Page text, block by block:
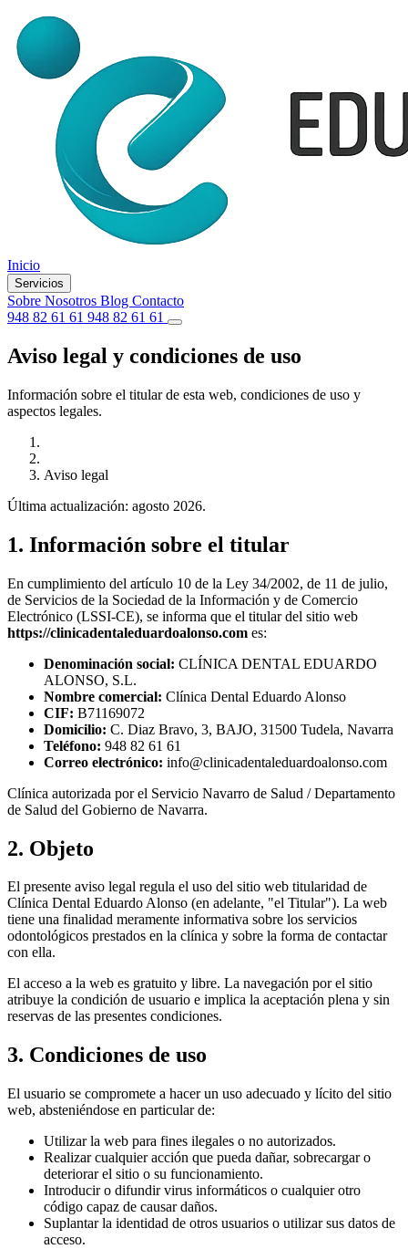
Inicio
Servicios
Sobre Nosotros Blog Contacto
948 82 61 61 948 82 61 61
Aviso legal y condiciones de uso
Información sobre el titular de esta web, condiciones de uso y
aspectos legales.
Aviso legal
Última actualización: agosto 2026.
1. Información sobre el titular
En cumplimiento del artículo 10 de la Ley 34/2002, de 11 de julio,
de Servicios de la Sociedad de la Información y de Comercio
Electrónico (LSSI-CE), se informa que el titular del sitio web
https://clinicadentaleduardoalonso.com es:
Denominación social: CLÍNICA DENTAL EDUARDO
ALONSO, S.L.
Nombre comercial: Clínica Dental Eduardo Alonso
CIF: B71169072
Domicilio: C. Diaz Bravo, 3, BAJO, 31500 Tudela, Navarra
Teléfono: 948 82 61 61
Correo electrónico: info@clinicadentaleduardoalonso.com
Clínica autorizada por el Servicio Navarro de Salud / Departamento
de Salud del Gobierno de Navarra.
2. Objeto
El presente aviso legal regula el uso del sitio web titularidad de
Clínica Dental Eduardo Alonso (en adelante, "el Titular"). La web
tiene una finalidad meramente informativa sobre los servicios
odontológicos prestados en la clínica y sobre la forma de contactar
con ella.
El acceso a la web es gratuito y libre. La navegación por el sitio
atribuye la condición de usuario e implica la aceptación plena y sin
reservas de las presentes condiciones.
3. Condiciones de uso
El usuario se compromete a hacer un uso adecuado y lícito del sitio
web, absteniéndose en particular de:
Utilizar la web para fines ilegales o no autorizados.
Realizar cualquier acción que pueda dañar, sobrecargar o
deteriorar el sitio o su funcionamiento.
Introducir o difundir virus informáticos o cualquier otro
código capaz de causar daños.
Suplantar la identidad de otros usuarios o utilizar sus datos de
acceso.